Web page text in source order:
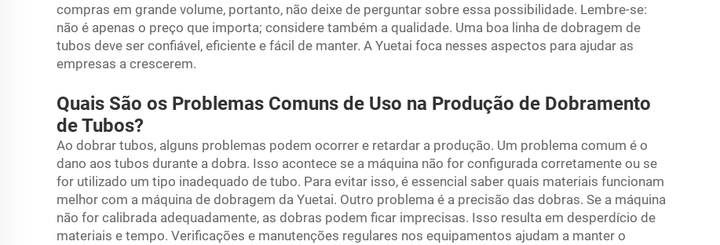
compras em grande volume, portanto, não deixe de perguntar sobre essa possibilidade. Lembre-se:
não é apenas o preço que importa; considere também a qualidade. Uma boa linha de dobragem de
tubos deve ser confiável, eficiente e fácil de manter. A Yuetai foca nesses aspectos para ajudar as
empresas a crescerem.
Quais São os Problemas Comuns de Uso na Produção de Dobramento
de Tubos?
Ao dobrar tubos, alguns problemas podem ocorrer e retardar a produção. Um problema comum é o
dano aos tubos durante a dobra. Isso acontece se a máquina não for configurada corretamente ou se
for utilizado um tipo inadequado de tubo. Para evitar isso, é essencial saber quais materiais funcionam
melhor com a máquina de dobragem da Yuetai. Outro problema é a precisão das dobras. Se a máquina
não for calibrada adequadamente, as dobras podem ficar imprecisas. Isso resulta em desperdício de
materiais e tempo. Verificações e manutenções regulares nos equipamentos ajudam a manter o